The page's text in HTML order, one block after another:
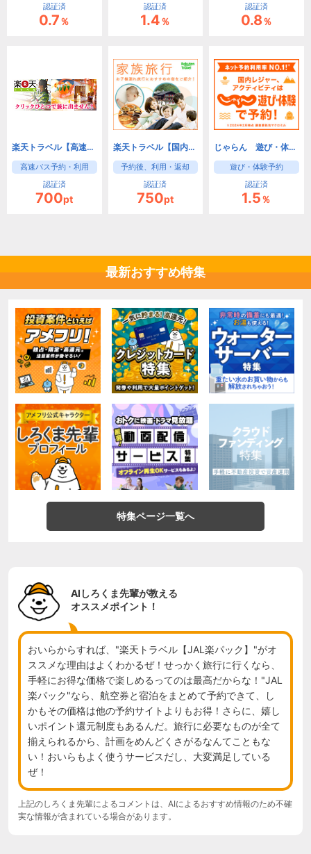
認証済
0.7％
認証済
1.4％
認証済
0.8％
楽天トラベル【高速バス】
高速バス予約・利用
認証済
700pt
楽天トラベル【国内レンタカー】
予約後、利用・返却
認証済
750pt
じゃらん 遊び・体験予約
遊び・体験予約
認証済
1.5％
最新おすすめ特集
特集ページ一覧へ
AIしろくま先輩が教える
オススメポイント！
おいらからすれば、"楽天トラベル【JAL楽パック】"がオ
ススメな理由はよくわかるぜ！せっかく旅行に行くなら、
手軽にお得な価格で楽しめるってのは最高だからな！"JAL
楽パック"なら、航空券と宿泊をまとめて予約できて、し
かもその価格は他の予約サイトよりもお得！さらに、嬉し
いポイント還元制度もあるんだ。旅行に必要なものが全て
揃えられるから、計画をめんどくさがるなんてこともな
い！おいらもよく使うサービスだし、大変満足している
ぜ！
上記のしろくま先輩によるコメントは、AIによるおすすめ情報のため不確
実な情報が含まれている場合があります。